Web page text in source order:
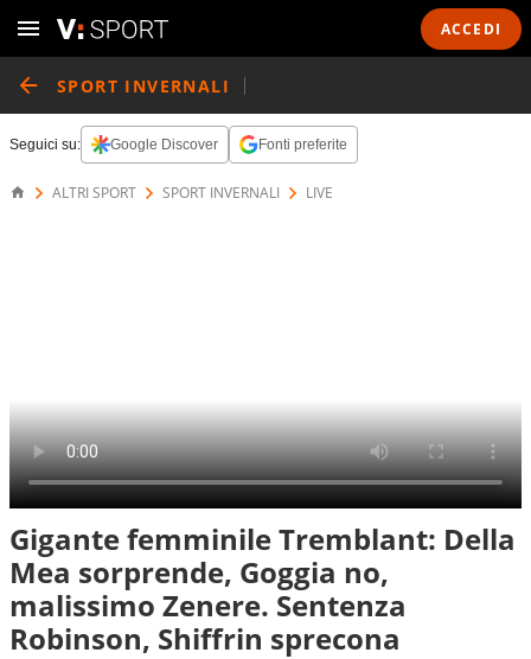
ACCEDI
SPORT INVERNALI
Seguici su: Google Discover Fonti preferite
ALTRI SPORT SPORT INVERNALI LIVE
Gigante femminile Tremblant: Della
Mea sorprende, Goggia no,
malissimo Zenere. Sentenza
Robinson, Shiffrin sprecona